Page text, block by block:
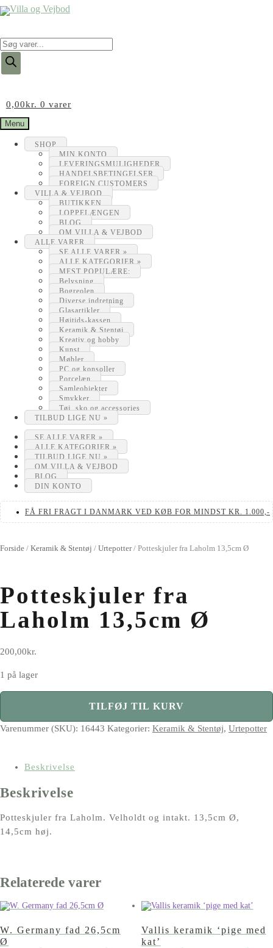
Products
search
0,00kr. 0 varer
Menu
SHOP
MIN KONTO
LEVERINGSMULIGHEDER
HANDELSBETINGELSER
FOREIGN CUSTOMERS
VILLA & VEJBOD
BUTIKKEN
LOPPELÆNGEN
BLOG
OM VILLA & VEJBOD
ALLE VARER
SE ALLE VARER »
ALLE KATEGORIER »
MEST POPULÆRE:
Belysning
Bogreolen
Diverse indretning
Glasartikler
Højtids-kassen
Keramik & Stentøj
Kreativ og hobby
Kunst
Møbler
PC og konsoller
Porcelæn
Samleobjekter
Smykker
Tøj, sko og accessories
TILBUD LIGE NU »
SE ALLE VARER »
ALLE KATEGORIER »
TILBUD LIGE NU »
OM VILLA & VEJBOD
BLOG
DIN KONTO
FÅ FRI FRAGT I DANMARK VED KØB FOR MINDST KR. 1.000,-
Forside / Keramik & Stentøj / Urtepotter/ Potteskjuler fra Laholm 13,5cm Ø
Potteskjuler fra
Laholm 13,5cm Ø
200,00kr.
1 på lager
Potteskjuler
Laholm
antal
TILFØJ TIL KURV
Varenummer (SKU): 16443 Kategorier: Keramik & Stentøj, Urtepotter
Beskrivelse
Beskrivelse
Potteskjuler fra Laholm. Velholdt og intakt. 13,5cm Ø,
14,5cm høj.
Relaterede varer
W. Germany fad 26,5cm
Ø
Vallis keramik ‘pige med
kat’